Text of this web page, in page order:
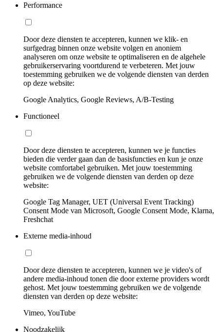
Performance
Door deze diensten te accepteren, kunnen we klik- en
surfgedrag binnen onze website volgen en anoniem
analyseren om onze website te optimaliseren en de algehele
gebruikerservaring voortdurend te verbeteren. Met jouw
toestemming gebruiken we de volgende diensten van derden
op deze website:
Google Analytics, Google Reviews, A/B-Testing
Functioneel
Door deze diensten te accepteren, kunnen we je functies
bieden die verder gaan dan de basisfuncties en kun je onze
website comfortabel gebruiken. Met jouw toestemming
gebruiken we de volgende diensten van derden op deze
website:
Google Tag Manager, UET (Universal Event Tracking)
Consent Mode van Microsoft, Google Consent Mode, Klarna,
Freshchat
Externe media-inhoud
Door deze diensten te accepteren, kunnen we je video's of
andere media-inhoud tonen die door externe providers wordt
gehost. Met jouw toestemming gebruiken we de volgende
diensten van derden op deze website:
Vimeo, YouTube
Noodzakelijk